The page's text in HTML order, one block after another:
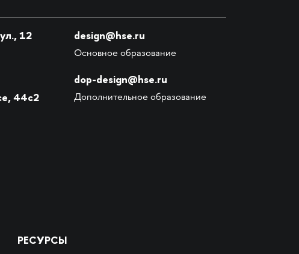
12
44с2
design@hse.ru
Основное образование
dop-design@hse.ru
Дополнительное образование
РЕСУРСЫ